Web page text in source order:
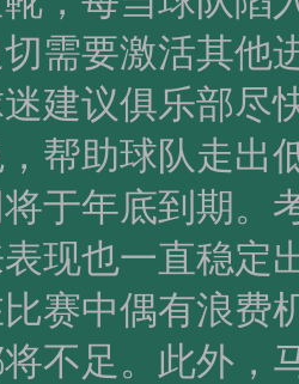
需要激活其他
建议俱乐部尽
帮助球队走出
于年底到期。
现也一直稳定
赛中偶有浪费
不足。此外，